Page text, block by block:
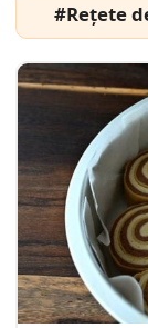
#Rețete